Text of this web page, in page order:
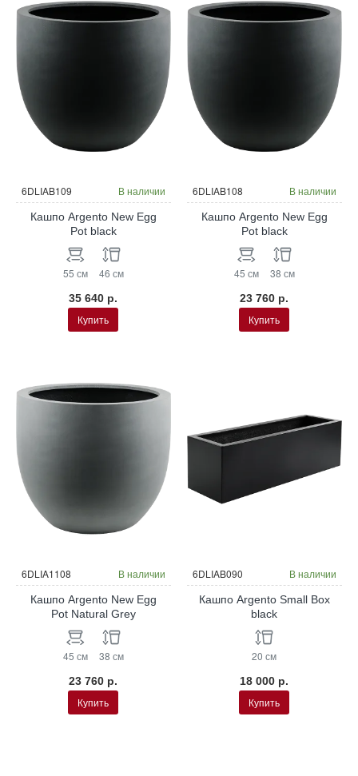
6DLIAB109 В наличии
Кашпо Argento New Egg
Pot black
55 см 46 см
35 640 р.
Купить
6DLIAB108 В наличии
Кашпо Argento New Egg
Pot black
45 см 38 см
23 760 р.
Купить
6DLIA1108 В наличии
Кашпо Argento New Egg
Pot Natural Grey
45 см 38 см
23 760 р.
Купить
6DLIAB090 В наличии
Кашпо Argento Small Box
black
20 см
18 000 р.
Купить